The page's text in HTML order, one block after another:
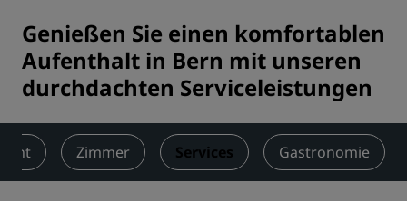
Genießen Sie einen komfortablen
Aufenthalt in Bern mit unseren
durchdachten Serviceleistungen
Zimmer Services Gastronomie